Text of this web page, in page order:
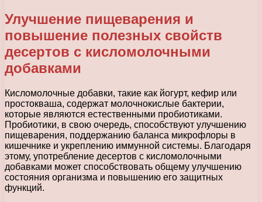
Улучшение пищеварения и
повышение полезных свойств
десертов с кисломолочными
добавками
Кисломолочные добавки, такие как йогурт, кефир или
простокваша, содержат молочнокислые бактерии,
которые являются естественными пробиотиками.
Пробиотики, в свою очередь, способствуют улучшению
пищеварения, поддержанию баланса микрофлоры в
кишечнике и укреплению иммунной системы. Благодаря
этому, употребление десертов с кисломолочными
добавками может способствовать общему улучшению
состояния организма и повышению его защитных
функций.